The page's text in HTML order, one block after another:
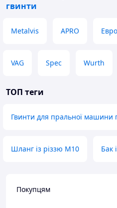
гвинти
Metalvis APRO
VAG Spec Wurth
ТОП теги
Гвинти для пральної машини
Шланг із різзю M10 Бак
Покупцям